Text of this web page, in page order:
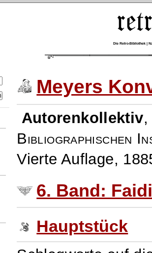
Die Retro-Bibliothek |
Meyers
Autorenkollektiv
Bibliographischen
Vierte Auflage,
6. Band:
Hauptstück